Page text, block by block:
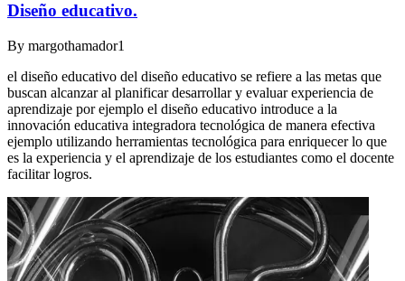
Diseño educativo.
By margothamador1
el diseño educativo del diseño educativo se refiere a las metas que
buscan alcanzar al planificar desarrollar y evaluar experiencia de
aprendizaje por ejemplo el diseño educativo introduce a la
innovación educativa integradora tecnológica de manera efectiva
ejemplo utilizando herramientas tecnológica para enriquecer lo que
es la experiencia y el aprendizaje de los estudiantes como el docente
facilitar logros.